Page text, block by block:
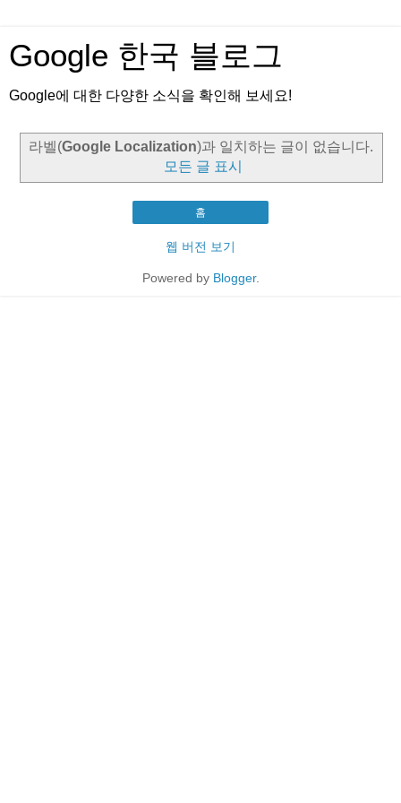
Google 한국 블로그
Google에 대한 다양한 소식을 확인해 보세요!
라벨(Google Localization)과 일치하는 글이 없습니다.
모든 글 표시
홈
웹 버전 보기
Powered by Blogger.